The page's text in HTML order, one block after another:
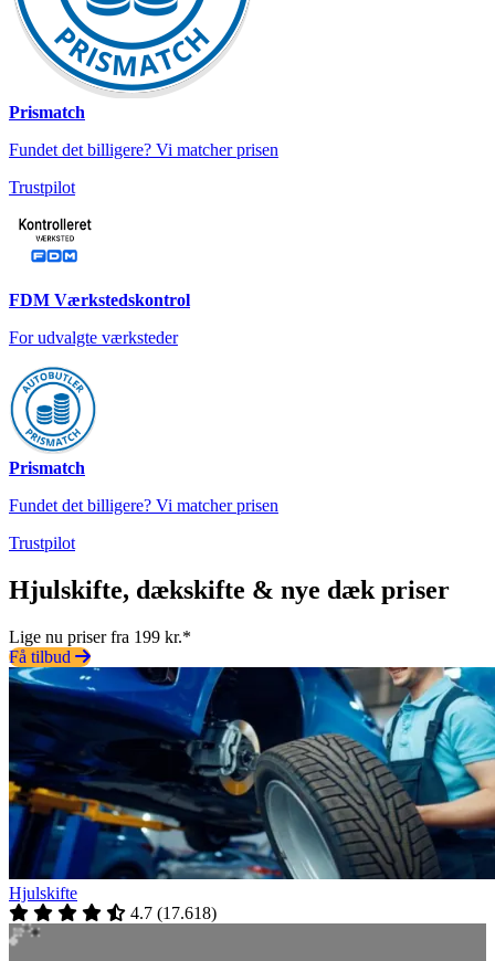
Prismatch
Fundet det billigere? Vi matcher prisen
Trustpilot
FDM Værkstedskontrol
For udvalgte værksteder
Prismatch
Fundet det billigere? Vi matcher prisen
Trustpilot
Hjulskifte, dækskifte & nye dæk priser
Lige nu priser fra 199 kr.*
Få tilbud
Hjulskifte
4.7 (17.618)